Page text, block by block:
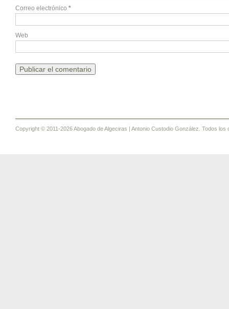
Correo electrónico *
Web
Copyright © 2011-2026 Abogado de Algeciras | Antonio Custodio González. Todos